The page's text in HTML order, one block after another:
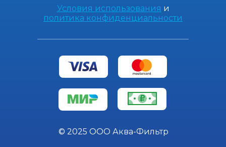
© 2025 ООО Аква-Фильтр
Условия использования и
политика конфиденциальности